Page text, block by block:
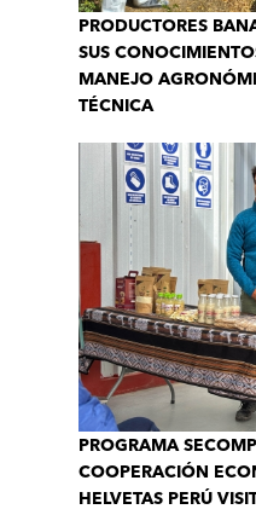
PRODUCTORES
SUS
MANEJO
TÉCNICA
PROGRAMA
COOPERACIÓN
HELVETAS PERÚ